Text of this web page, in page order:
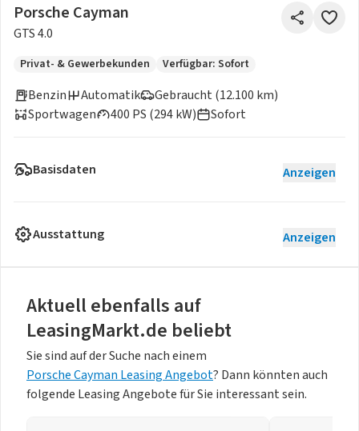
Porsche Cayman
GTS 4.0
Privat- & Gewerbekunden Verfügbar: Sofort
Benzin
Gebraucht (12.100 km)
400 PS (294 kW)
Automatik
Sportwagen
Sofort
Basisdaten Anzeigen
Ausstattung Anzeigen
Aktuell ebenfalls auf
LeasingMarkt.de beliebt
Sie sind auf der Suche nach einem
Porsche Cayman Leasing Angebot? Dann könnten auch
folgende Leasing Angebote für Sie interessant sein.